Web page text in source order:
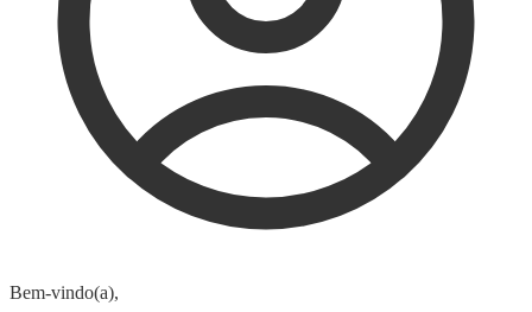
Bem-vindo(a),